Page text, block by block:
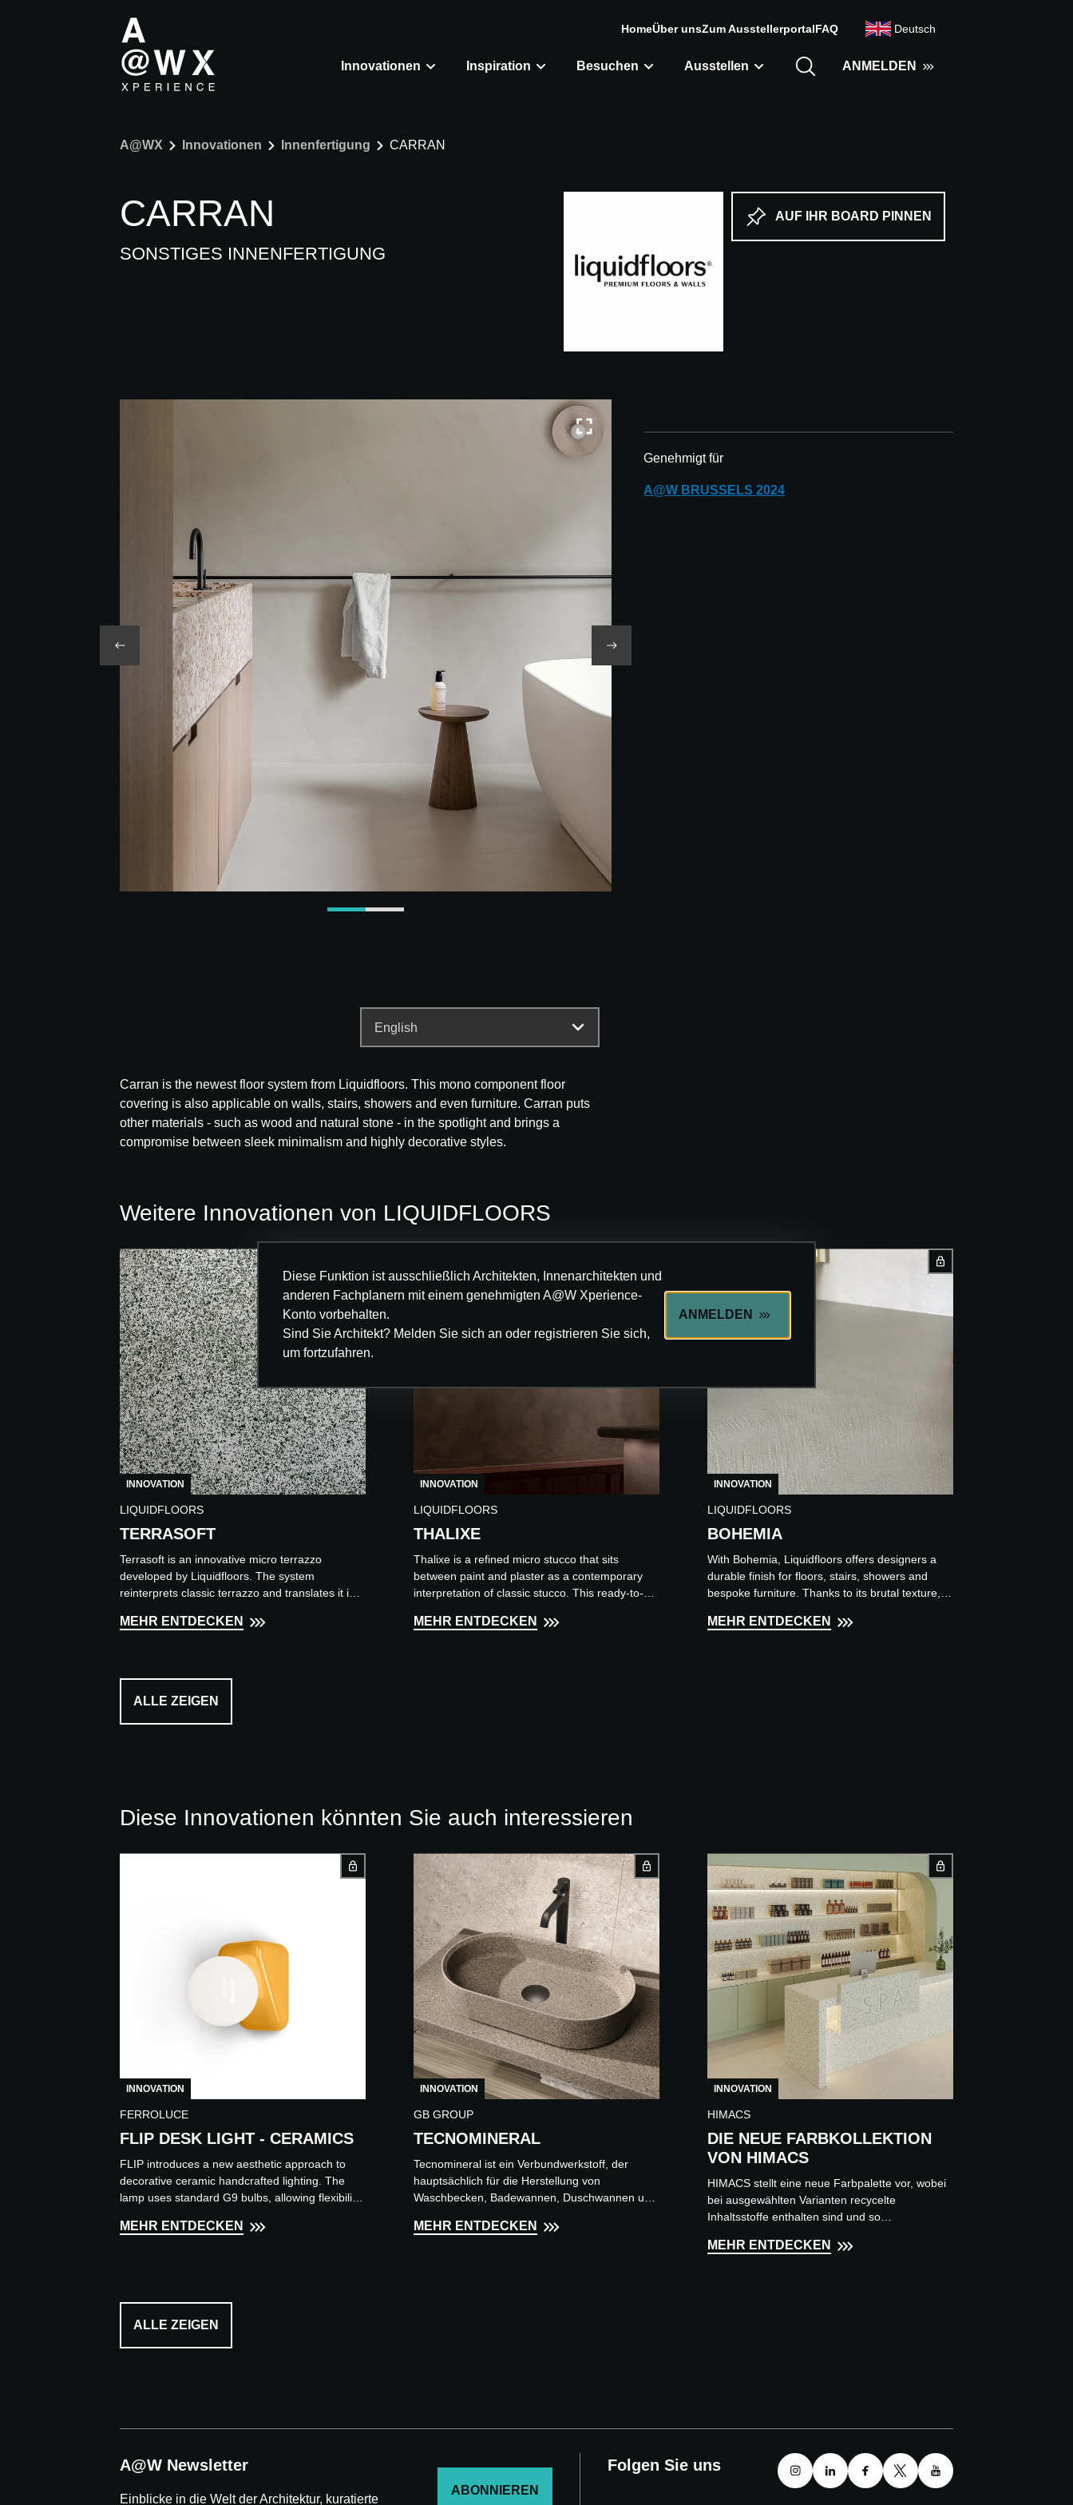
Innovationen Inspiration Besuchen Ausstellen ANMELDEN
HomeÜber unsZum AusstellerportalFAQ Deutsch
A@WX Innovationen Innenfertigung CARRAN
Diese Funktion ist ausschließlich Architekten, Innenarchitekten und
anderen Fachplanern mit einem genehmigten A@W Xperience-
Konto vorbehalten.
Sind Sie Architekt? Melden Sie sich an oder registrieren Sie sich,
um fortzufahren.
ANMELDEN
CARRAN
SONSTIGES INNENFERTIGUNG
AUF IHR BOARD PINNEN
Genehmigt für
A@W BRUSSELS 2024
Carran is the newest floor system from Liquidfloors. This mono component floor
covering is also applicable on walls, stairs, showers and even furniture. Carran puts
other materials - such as wood and natural stone - in the spotlight and brings a
compromise between sleek minimalism and highly decorative styles.
Weitere Innovationen von LIQUIDFLOORS
INNOVATION
LIQUIDFLOORS
TERRASOFT
Terrasoft is an innovative micro terrazzo
developed by Liquidfloors. The system
reinterprets classic terrazzo and translates it into
MEHR ENTDECKEN
INNOVATION
LIQUIDFLOORS
THALIXE
Thalixe is a refined micro stucco that sits
between paint and plaster as a contemporary
interpretation of classic stucco. This ready-to-
MEHR ENTDECKEN
INNOVATION
LIQUIDFLOORS
BOHEMIA
With Bohemia, Liquidfloors offers designers a
durable finish for floors, stairs, showers and
bespoke furniture. Thanks to its brutal texture,
MEHR ENTDECKEN
ALLE ZEIGEN
Diese Innovationen könnten Sie auch interessieren
INNOVATION
FERROLUCE
FLIP DESK LIGHT - CERAMICS
FLIP introduces a new aesthetic approach to
decorative ceramic handcrafted lighting. The
lamp uses standard G9 bulbs, allowing flexibility
MEHR ENTDECKEN
INNOVATION
GB GROUP
TECNOMINERAL
Tecnomineral ist ein Verbundwerkstoff, der
hauptsächlich für die Herstellung von
Waschbecken, Badewannen, Duschwannen und
MEHR ENTDECKEN
INNOVATION
HIMACS
DIE NEUE FARBKOLLEKTION
VON HIMACS
HIMACS stellt eine neue Farbpalette vor, wobei
bei ausgewählten Varianten recycelte
Inhaltsstoffe enthalten sind und so
MEHR ENTDECKEN
ALLE ZEIGEN
A@W Newsletter
Einblicke in die Welt der Architektur, kuratierte
ABONNIEREN
Folgen Sie uns